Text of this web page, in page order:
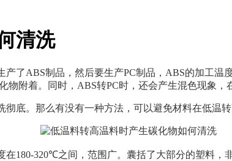
清洗
产了ABS制品，然后要生产PC制品， ABS的加工温
物附着。同时， ABS转PC时，还会产生混色现象，
底。那么有没有一种方法，可以避免材料在低温
在180-320℃之间，范围广。囊括了大部分的塑料，